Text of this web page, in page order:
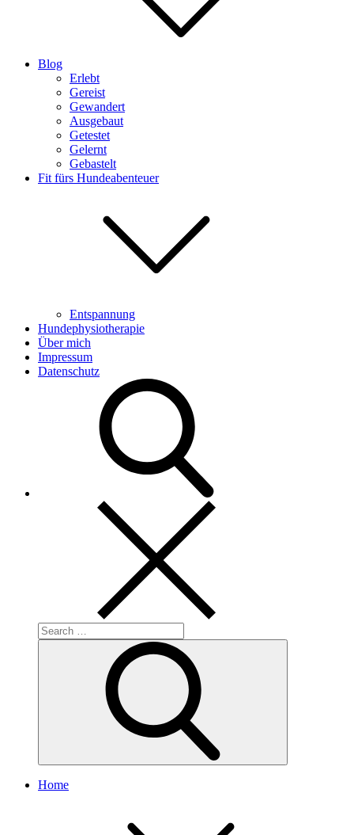
Blog
Erlebt
Gereist
Gewandert
Ausgebaut
Getestet
Gelernt
Gebastelt
Fit fürs Hundeabenteuer
Entspannung
Hundephysiotherapie
Über mich
Impressum
Datenschutz
Search
for:
Home